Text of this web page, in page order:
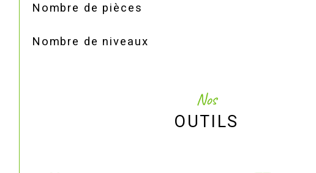
Nombre de pièces
Nombre de niveaux
Nos
OUTILS